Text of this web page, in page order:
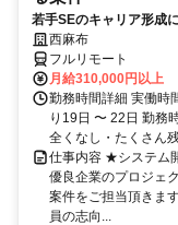
若手SEのキャリア形成
西麻布
フルリモート
月給310,000円以上
勤務時間詳細 実働時
り19日 〜 22日 勤務
全くなし・たくさん
仕事内容 ★システム
優良企業のプロジェ
案件をご担当頂きま
員の志向...